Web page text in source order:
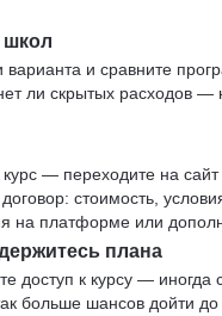
школ
и сравните
ли скрытых расходов
— переходите на
стоимость,
на платформе или
плана
доступ к курсу — иногда
больше шансов дойти